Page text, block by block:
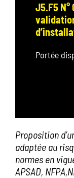
J5.F5
Portée
Proposition
adaptée au
normes en
APSAD,